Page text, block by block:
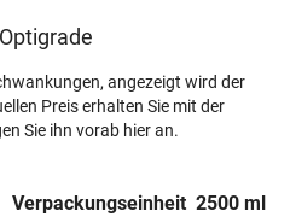
angezeigt wird der
Preis erhalten Sie mit der
Sie ihn vorab hier an.
Verpackungseinheit 2500 ml